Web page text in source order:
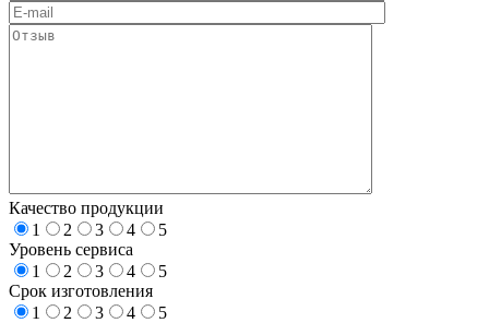
Качество продукции
1
2 3 4
5
Уровень сервиса
1
2 3 4
5
Срок изготовления
1
2 3 4
5